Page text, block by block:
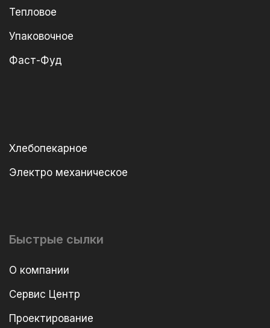
Тепловое
Упаковочное
Фаст-Фуд
Хлебопекарное
Электро механическое
Быстрые сылки
О компании
Сервис Центр
Проектирование